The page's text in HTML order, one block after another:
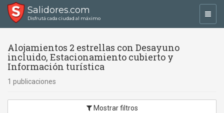
Salidores.com
Disfrutá cada ciudad al máximo
Alojamientos 2 estrellas con Desayuno
incluido, Estacionamiento cubierto y
Información turística
1 publicaciones
Mostrar filtros